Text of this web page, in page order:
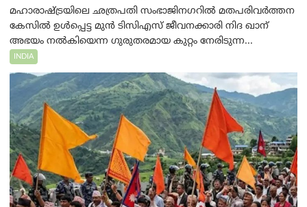
മഹാരാഷ്ട്രയിലെ ഛത്രപതി സംഭാജിനഗറിൽ മതപരിവർത്തന
കേസിൽ ഉൾപ്പെട്ട മുൻ ടിസിഎസ് ജീവനക്കാരി നിദ ഖാന്
അഭയം നൽകിയെന്ന ഗുരുതരമായ കുറ്റം നേരിടുന്ന...
INDIA